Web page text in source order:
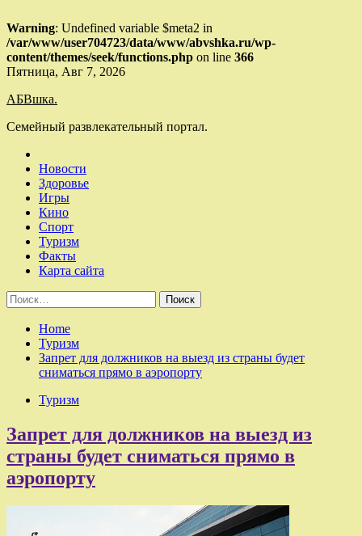
Warning: Undefined variable $meta2 in
/var/www/user704723/data/www/abvshka.ru/wp-
content/themes/seek/functions.php on line 366
Skip
content
Пятница, Авг 7, 2026
АБВшка.
Семейный развлекательный портал.
Новости
Здоровье
Игры
Кино
Спорт
Туризм
Факты
Карта сайта
Найти:
Home
Туризм
Запрет для должников на выезд из страны будет
сниматься прямо в аэропорту
Туризм
Запрет для должников на выезд из
страны будет сниматься прямо в
аэропорту